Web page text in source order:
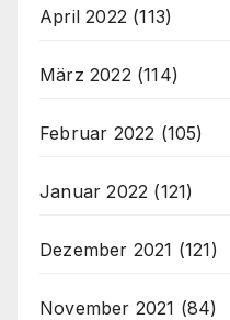
April 2022 (113)
März 2022 (114)
Februar 2022 (105)
Januar 2022 (121)
Dezember 2021 (121)
November 2021 (84)